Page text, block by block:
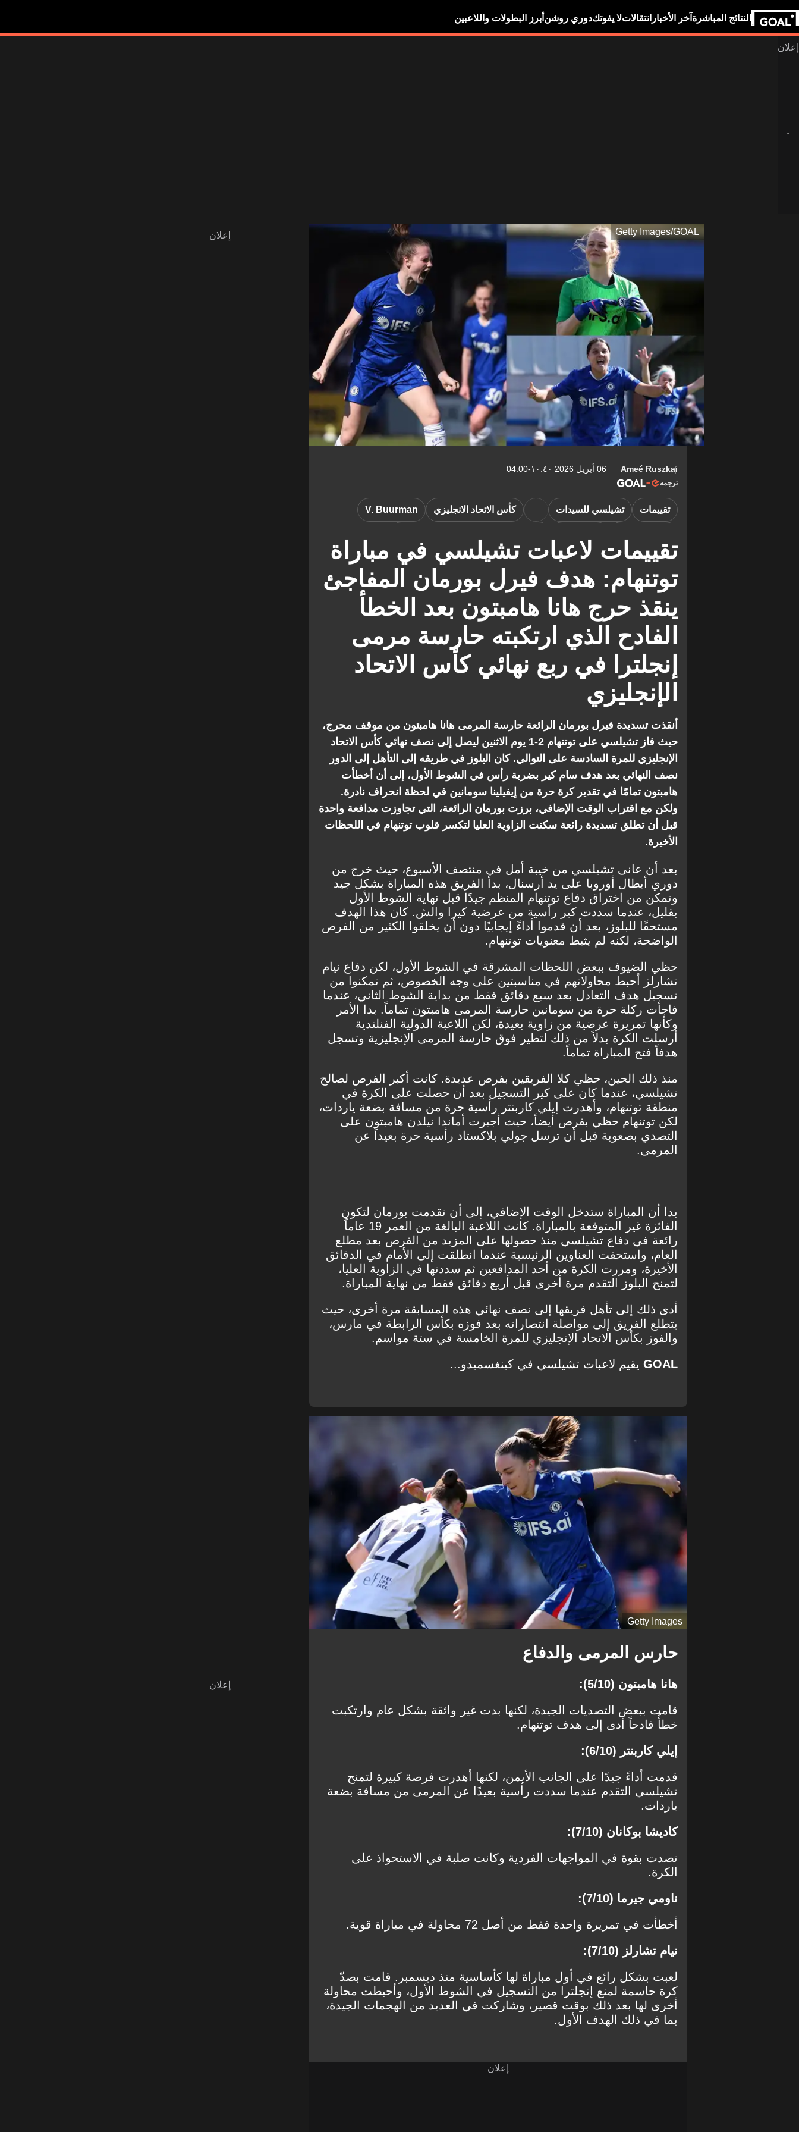
النتائج المباشرة آخر الأخبار انتقالاتلا يفوتكدوري روشن أبرز البطولات واللاعبين
Getty Images/GOAL
Ameé Ruszkai 06 أبريل 2026 ١٠:٤٠-04:00
ترجمه
تقييمات لاعبات تشيلسي في مباراة
توتنهام: هدف فيرل بورمان المفاجئ
ينقذ حرج هانا هامبتون بعد الخطأ
الفادح الذي ارتكبته حارسة مرمى
إنجلترا في ربع نهائي كأس الاتحاد
الإنجليزي
تقييمات تشيلسي للسيدات كأس الاتحاد الانجليزي V. Buurman
فقرات ومقالات
أنقذت تسديدة فيرل بورمان الرائعة حارسة المرمى هانا هامبتون من موقف محرج،
حيث فاز تشيلسي على توتنهام 2-1 يوم الاثنين ليصل إلى نصف نهائي كأس الاتحاد
الإنجليزي للمرة السادسة على التوالي. كان البلوز في طريقه إلى التأهل إلى الدور
نصف النهائي بعد هدف سام كير بضربة رأس في الشوط الأول، إلى أن أخطأت
هامبتون تمامًا في تقدير كرة حرة من إيفيلينا سومانين في لحظة انحراف نادرة.
ولكن مع اقتراب الوقت الإضافي، برزت بورمان الرائعة، التي تجاوزت مدافعة واحدة
قبل أن تطلق تسديدة رائعة سكنت الزاوية العليا لتكسر قلوب توتنهام في اللحظات
الأخيرة.
بعد أن عانى تشيلسي من خيبة أمل في منتصف الأسبوع، حيث خرج من
دوري أبطال أوروبا على يد أرسنال، بدأ الفريق هذه المباراة بشكل جيد
وتمكن من اختراق دفاع توتنهام المنظم جيدًا قبل نهاية الشوط الأول
بقليل، عندما سددت كير رأسية من عرضية كيرا والش. كان هذا الهدف
مستحقًا للبلوز، بعد أن قدموا أداءً إيجابيًا دون أن يخلقوا الكثير من الفرص
الواضحة، لكنه لم يثبط معنويات توتنهام.
حظي الضيوف ببعض اللحظات المشرقة في الشوط الأول، لكن دفاع نيام
تشارلز أحبط محاولاتهم في مناسبتين على وجه الخصوص، ثم تمكنوا من
تسجيل هدف التعادل بعد سبع دقائق فقط من بداية الشوط الثاني، عندما
فاجأت ركلة حرة من سومانين حارسة المرمى هامبتون تماماً. بدا الأمر
وكأنها تمريرة عرضية من زاوية بعيدة، لكن اللاعبة الدولية الفنلندية
أرسلت الكرة بدلاً من ذلك لتطير فوق حارسة المرمى الإنجليزية وتسجل
هدفاً فتح المباراة تماماً.
منذ ذلك الحين، حظي كلا الفريقين بفرص عديدة. كانت أكبر الفرص لصالح
تشيلسي، عندما كان على كير التسجيل بعد أن حصلت على الكرة في
منطقة توتنهام، وأهدرت إيلي كاربنتر رأسية حرة من مسافة بضعة ياردات،
لكن توتنهام حظي بفرص أيضاً، حيث أجبرت أماندا نيلدن هامبتون على
التصدي بصعوبة قبل أن ترسل جولي بلاكستاد رأسية حرة بعيداً عن
المرمى.
بدا أن المباراة ستدخل الوقت الإضافي، إلى أن تقدمت بورمان لتكون
الفائزة غير المتوقعة بالمباراة. كانت اللاعبة البالغة من العمر 19 عاماً
رائعة في دفاع تشيلسي منذ حصولها على المزيد من الفرص بعد مطلع
العام، واستحقت العناوين الرئيسية عندما انطلقت إلى الأمام في الدقائق
الأخيرة، ومررت الكرة من أحد المدافعين ثم سددتها في الزاوية العليا،
لتمنح البلوز التقدم مرة أخرى قبل أربع دقائق فقط من نهاية المباراة.
أدى ذلك إلى تأهل فريقها إلى نصف نهائي هذه المسابقة مرة أخرى، حيث
يتطلع الفريق إلى مواصلة انتصاراته بعد فوزه بكأس الرابطة في مارس،
والفوز بكأس الاتحاد الإنجليزي للمرة الخامسة في ستة مواسم.
GOAL يقيم لاعبات تشيلسي في كينغسميدو...
Getty Images
حارس المرمى والدفاع
هانا هامبتون (5/10):
قامت ببعض التصديات الجيدة، لكنها بدت غير واثقة بشكل عام وارتكبت
خطأً فادحاً أدى إلى هدف توتنهام.
إيلي كاربنتر (6/10):
قدمت أداءً جيدًا على الجانب الأيمن، لكنها أهدرت فرصة كبيرة لتمنح
تشيلسي التقدم عندما سددت رأسية بعيدًا عن المرمى من مسافة بضعة
ياردات.
كاديشا بوكانان (7/10):
تصدت بقوة في المواجهات الفردية وكانت صلبة في الاستحواذ على
الكرة.
ناومي جيرما (7/10):
أخطأت في تمريرة واحدة فقط من أصل 72 محاولة في مباراة قوية.
نيام تشارلز (7/10):
لعبت بشكل رائع في أول مباراة لها كأساسية منذ ديسمبر. قامت بصدّ
كرة حاسمة لمنع إنجلترا من التسجيل في الشوط الأول، وأحبطت محاولة
أخرى لها بعد ذلك بوقت قصير، وشاركت في العديد من الهجمات الجيدة،
بما في ذلك الهدف الأول.
إعلان